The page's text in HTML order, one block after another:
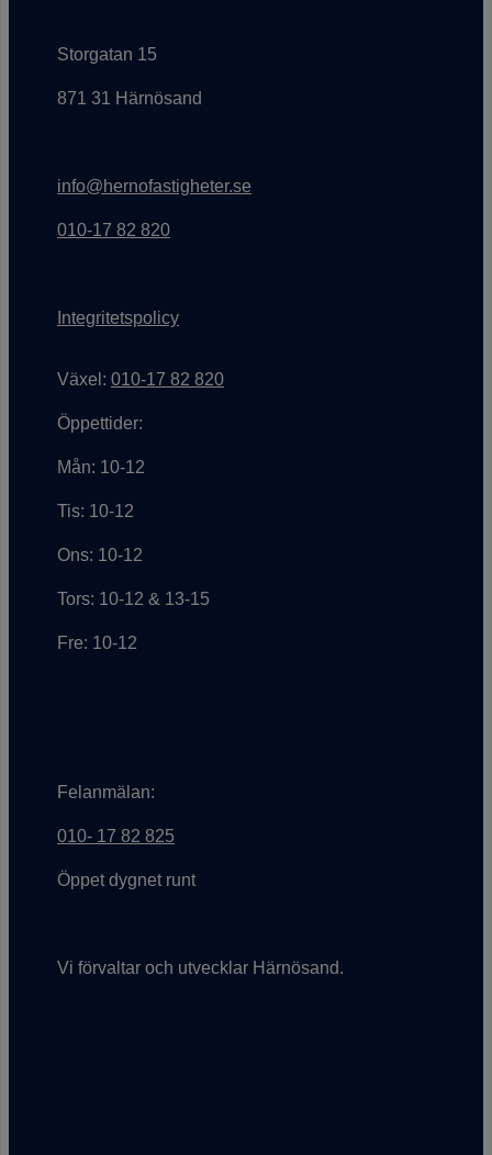
Storgatan 15
871 31 Härnösand
info@hernofastigheter.se
010-17 82 820
Integritetspolicy
Växel: 010-17 82 820
Öppettider:
Mån: 10-12
Tis: 10-12
Ons: 10-12
Tors: 10-12 & 13-15
Fre: 10-12
Felanmälan:
010- 17 82 825
Öppet dygnet runt
Vi förvaltar och utvecklar Härnösand.